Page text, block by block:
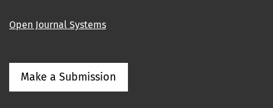
Open Journal Systems
Make a Submission